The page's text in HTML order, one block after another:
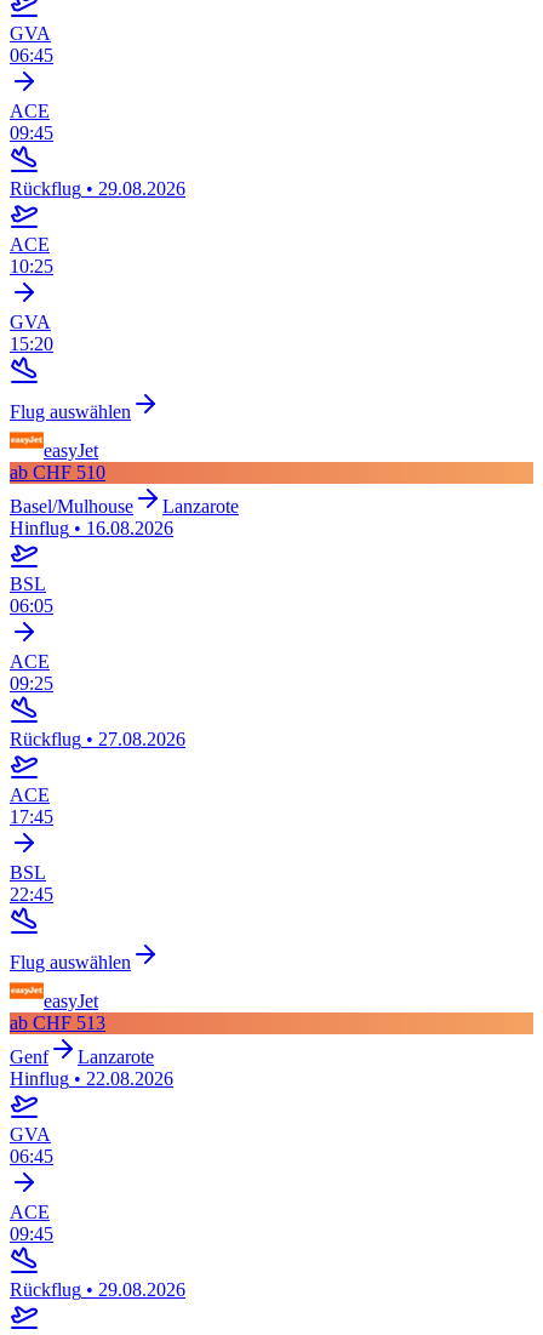
GVA
06:45
ACE
09:45
Rückflug • 29.08.2026
ACE
10:25
GVA
15:20
Flug auswählen
easyJet
ab CHF 510
Basel/Mulhouse
Lanzarote
Hinflug • 16.08.2026
BSL
06:05
ACE
09:25
Rückflug • 27.08.2026
ACE
17:45
BSL
22:45
Flug auswählen
easyJet
ab CHF 513
Genf
Lanzarote
Hinflug • 22.08.2026
GVA
06:45
ACE
09:45
Rückflug • 29.08.2026